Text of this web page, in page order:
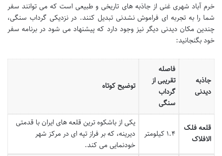
خرم آباد شهری غنی از جاذبه های تاریخی و طبیعی است که می توانند سفر
شما را به تجربه ای فراموش نشدنی تبدیل کنند. در نزدیکی گرداب سنگی،
چندین مکان دیدنی دیگر نیز وجود دارد که پیشنهاد می شود در برنامه سفر
خود بگنجانید:
جاذبه
دیدنی
فاصله
تقریبی از
گرداب
سنگی
توضیح کوتاه
قلعه فلک
الافلاک
۱.۴ کیلومتر
یکی از باشکوه ترین قلعه های ایران با قدمتی
دیرینه، که بر فراز تپه ای در مرکز شهر
خودنمایی می کند.